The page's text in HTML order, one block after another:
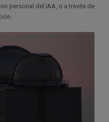
personal del IAA, o a través de